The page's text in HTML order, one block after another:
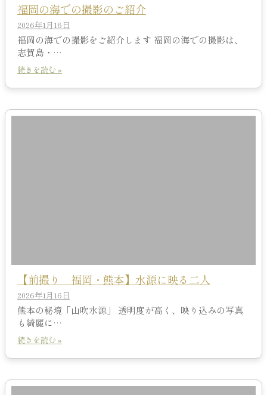
福岡の海での撮影のご紹介
2026年1月16日
福岡の海での撮影をご紹介します 福岡の海での撮影は、
志賀島・…
続きを読む »
【前撮り 福岡・熊本】水源に映る二人
2026年1月16日
熊本の秘境「山吹水源」 透明度が高く、映り込みの写真
も綺麗に…
続きを読む »